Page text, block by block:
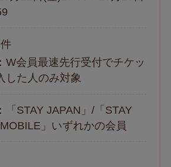
W会員最速先行受付でチケッ
した人のみ対象
「STAY JAPAN」/「STAY
」いずれかの会員